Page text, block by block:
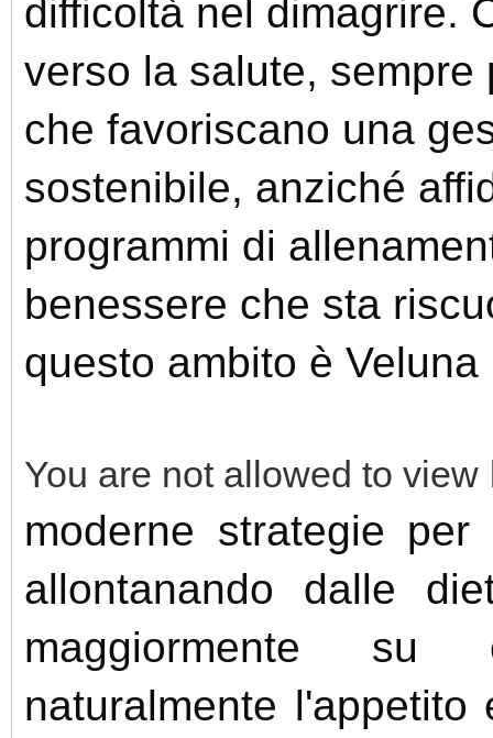
difficoltà nel dimagrire.
verso la salute,
che favoriscano una
sostenibile, anziché
programmi di
benessere che sta
questo ambito è
You are not allowed to
moderne strategie
allontanando dalle
maggiormente su
naturalmente